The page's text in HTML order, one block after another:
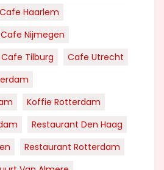
Cafe Haarlem
Cafe Nijmegen
Cafe Tilburg
Cafe Utrecht
Koffie Rotterdam
Restaurant Den Haag
Restaurant Rotterdam